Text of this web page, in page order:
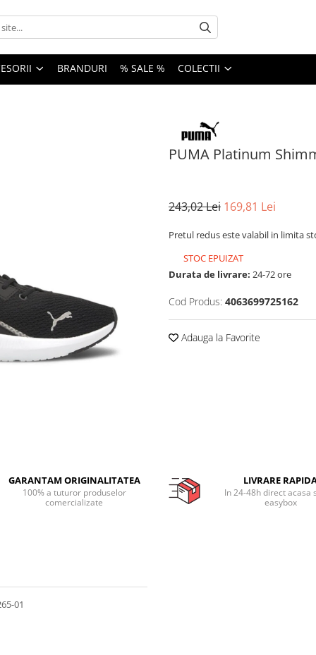
BRANDURI % SALE % COLECTII
PUMA Platinum
243,02 Lei 169,81 Lei
Pretul redus este valabil in limita
STOC EPUIZAT
Durata de livrare: 24-72 ore
Cod Produs: 4063699725162
Adauga la Favorite
GARANTAM ORIGINALITATEA
100% a tuturor produselor
comercializate
LIVRARE
In 24-48h direct acasa
easybox
01